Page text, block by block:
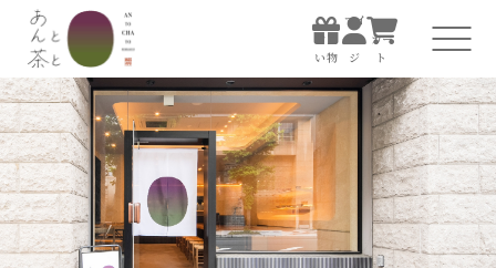
お買
い物
マイ
ペー
ジ
カー
ト
お買
い物
ペーカー
ホーム
あんと茶について